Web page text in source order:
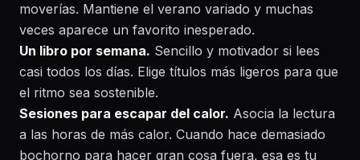
moverías. Mantiene el verano variado y muchas
veces aparece un favorito inesperado.
Un libro por semana. Sencillo y motivador si lees
casi todos los días. Elige títulos más ligeros para que
el ritmo sea sostenible.
Sesiones para escapar del calor. Asocia la lectura
a las horas de más calor. Cuando hace demasiado
bochorno para hacer gran cosa fuera, esa es tu